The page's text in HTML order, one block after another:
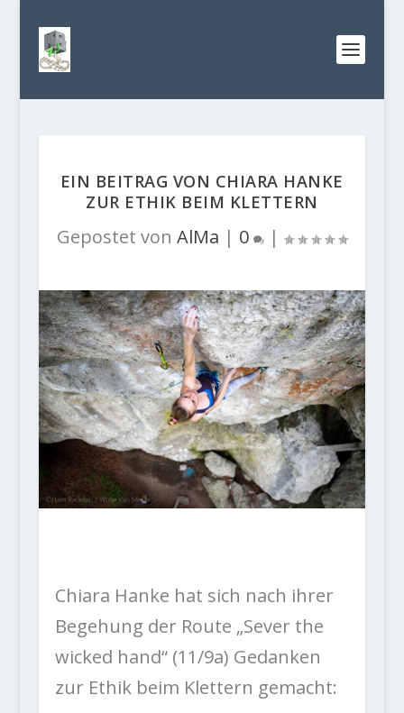
EIN BEITRAG VON CHIARA HANKE
ZUR ETHIK BEIM KLETTERN
Gepostet von AlMa | 0 |
Chiara Hanke hat sich nach ihrer
Begehung der Route „Sever the
wicked hand“ (11/9a) Gedanken
zur Ethik beim Klettern gemacht: